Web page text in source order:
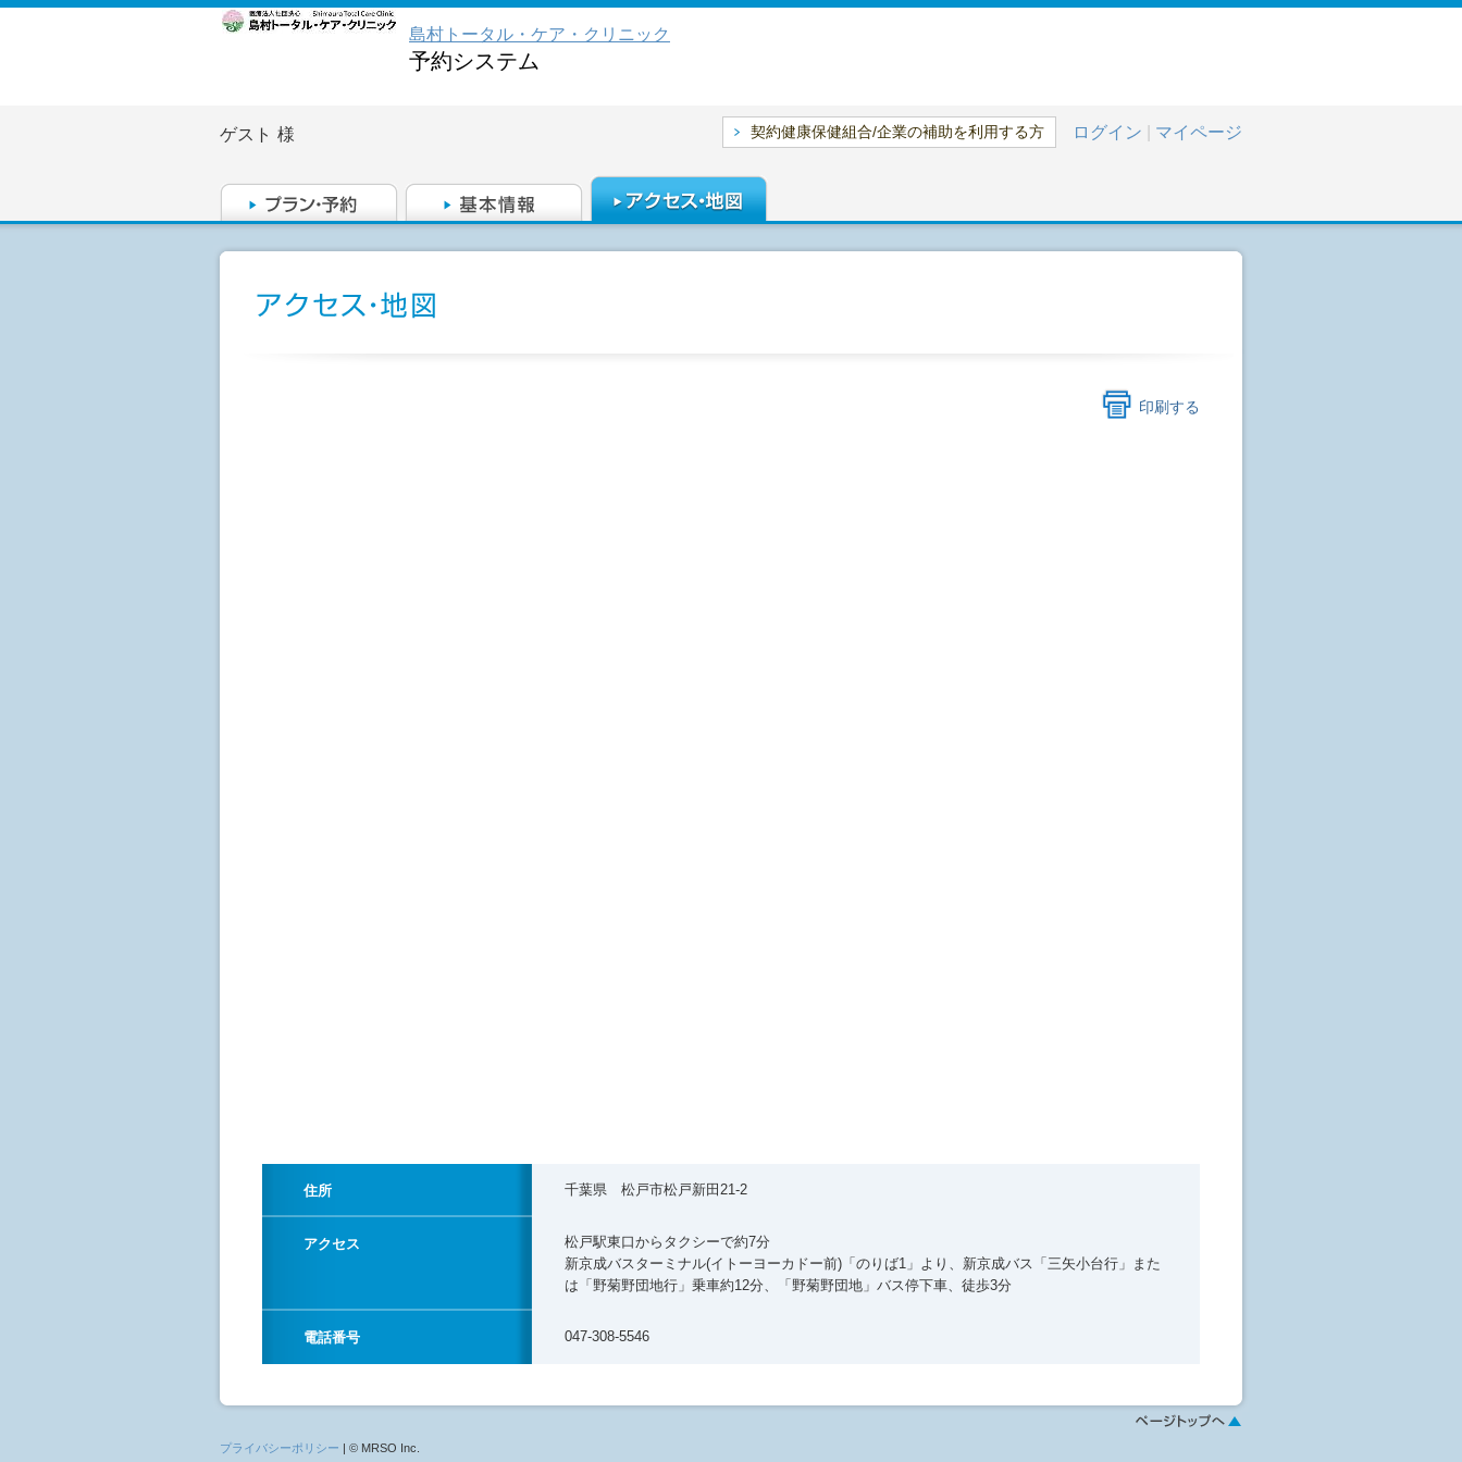
島村トータル・ケア・クリニック
予約システム
ゲスト 様 契約健康保健組合/企業の補助を利用する方 ログイン マイページ
印刷する
住所 千葉県 松戸市松戸新田21-2
アクセス
松戸駅東口からタクシーで約7分
新京成バスターミナル(イトーヨーカドー前)「のりば1」より、新京成バス「三矢小台行」また
は「野菊野団地行」乗車約12分、「野菊野団地」バス停下車、徒歩3分
電話番号 047-308-5546
プライバシーポリシー | © MRSO Inc.